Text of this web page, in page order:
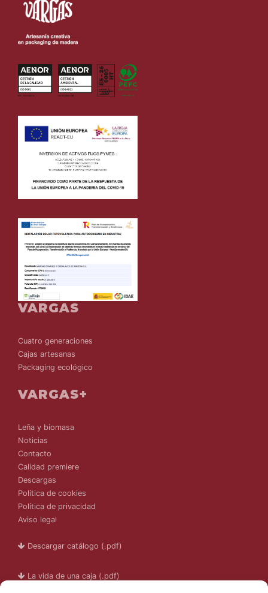
VARGAS
Cuatro generaciones
Cajas artesanas
Packaging ecológico
VARGAS+
Leña y biomasa
Noticias
Contacto
Calidad premiere
Descargas
Política de cookies
Política de privacidad
Aviso legal
Descargar catálogo (.pdf)
La vida de una caja (.pdf)